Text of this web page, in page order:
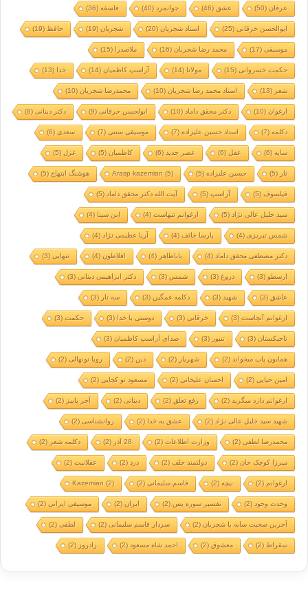
عرفان(50) عشق (46) جوانمرد (40) فلسفه(36)
ابوالحسن خرقانی(25) استاد شجریان(20) شجریان(19) حافظ (19)
موسیقی(17) محمد رضا شجریان(16) ملاصدرا (15)
حکمت خسروانی(15) مولانا (14) آراسپ کاظمیان(14) خدا (13)
شعر (13) استاد محمد رضا شجریان(10) محمدرضا شجریان(10)
ارغوان(10) دکتر محقق داماد (10) ابولحسن خرقانی(9) دکتر دینانی(8)
دکلمه(7) استاد حسین علیزاده(7) موسیقی سنتی(7) سعدی(6)
سایه(6) عقل (6) عصر جدید (6) کاظمیان(5) غزل (5)
تار (5) حسین علیزاده(5)
Arasp kazemian (5) هوشنگ ابتهاج(5)
فیلسوف(5) آراسپ(5) آیت الله دکتر محقق داماد (5)
سید خلیل عالی نژاد (5) ارغوانم تنهاست(4) ابن سینا (4)
شمس تبریزی(4) پارسا خائف(4) آریا عظیمی نژاد (4)
دکتر مصطفی محقق داماد (4) باباطاهر (4) افلاطون(4) تنهایی(3)
ارسطو (3) دروغ (3) شمس (3) دکتر ابراهیمی دینانی(3)
عاشق (3) شهید (3) دکلمه غمگین (3) سه تار (3)
ارغوانم آنجاست(3) خرقانی(3) دوستی با خدا (3) حکمت(3)
تاجیکستان(3) تنبور (3) صدای آراسپ کاظمیان(3)
همایون پاپ میخواند (2) شهریار (2) دین (2) رویا نونهالی(2)
امین حیایی(2) احسان علیخانی(2) مسعود تو کجایی(2)
ارغوانم دارد میگرید (2) رفع تعلق (2) دینانی(2) آخر پاییز (2)
شهید سید خلیل عالی نژاد (2) عشق به خدا (2) روانشناسی(2)
محمدرضا لطفی(2) وزارت اطلاعات(2) 28 آذر (2) دکلمه شعر (2)
میرزا کوچک خان(2) دولتمند خلف(2) درد (2) عقلانیت(2)
ارغوانم (2) نیچه(2) قاسم سلیمانی(2)
Kazemian (2)
وحدت وجود (2) تفسیر سوره یس (2) ایران(2) موسیقی ایرانی(2)
آخرین صحبت سایه با شجریان(2) سردار قاسم سلیمانی(2) لطفی(2)
سقراط (2) معشوق(2) احمد شاه مسعود (2) زادروز (2)